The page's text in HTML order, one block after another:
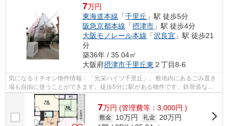
7万円
東海道本線 「千里丘 」駅 徒歩5分
阪急京都本線 「摂津市 」駅 徒歩4分
大阪モノレール本線 「沢良宜 」駅 徒歩21
分
築36年 / 35.04㎡
大阪府摂津市千里丘東 ２丁目8-6
気になるイチオシ物件情報：「光栄ハイツ千里丘」。敷地内にあるごみ置き
場も自由に使うことができます。徒歩5分に駅がある物件です。鉄骨造なの
で、間仕切りも少なくゆとりのある空間...
7万円 (管理費等：3,000円 )
敷金 10万円 礼金 20万円